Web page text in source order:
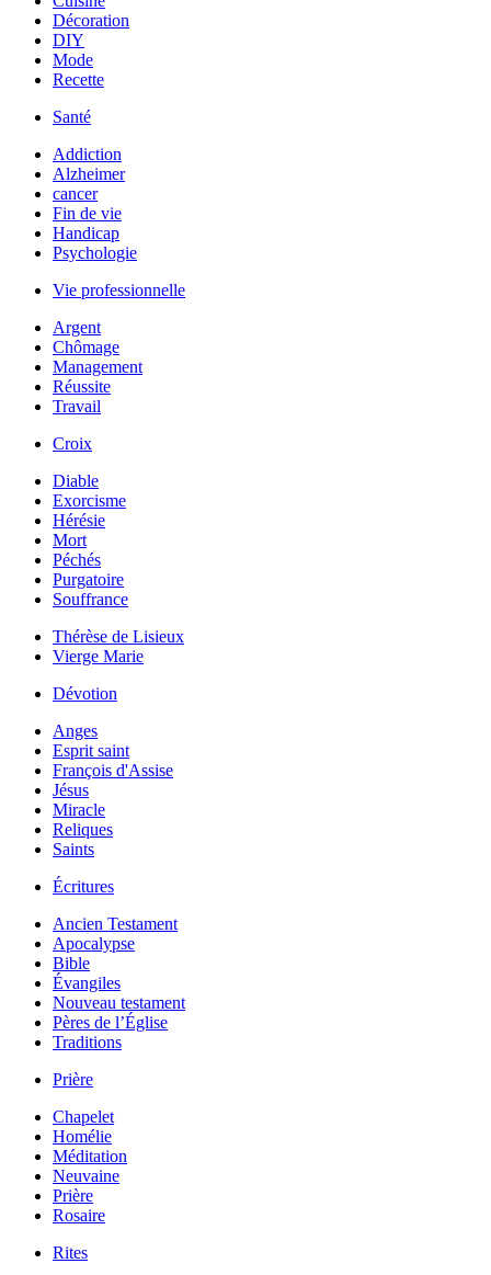
Décoration
DIY
Mode
Recette
Santé
Addiction
Alzheimer
cancer
Fin de vie
Handicap
Psychologie
Vie professionnelle
Argent
Chômage
Management
Réussite
Travail
Croix
Diable
Exorcisme
Hérésie
Mort
Péchés
Purgatoire
Souffrance
Thérèse de Lisieux
Vierge Marie
Dévotion
Anges
Esprit saint
François d'Assise
Jésus
Miracle
Reliques
Saints
Écritures
Ancien Testament
Apocalypse
Bible
Évangiles
Nouveau testament
Pères de l’Église
Traditions
Prière
Chapelet
Homélie
Méditation
Neuvaine
Prière
Rosaire
Rites